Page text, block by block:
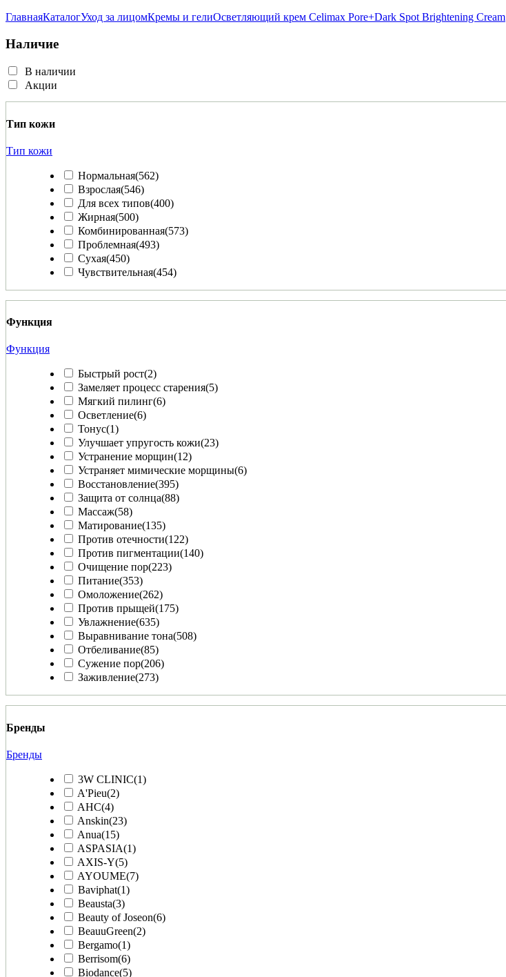
ГлавнаяКаталогУход за лицомКремы и гелиОсветляющий крем Celimax Pore+Dark Spot Brightening Cream
Наличие
В наличии
Акции
Тип кожи
Тип кожи
Нормальная(562)
Взрослая(546)
Для всех типов(400)
Жирная(500)
Комбинированная(573)
Проблемная(493)
Сухая(450)
Чувствительная(454)
Функция
Функция
Быстрый рост(2)
Замеляет процесс старения(5)
Мягкий пилинг(6)
Осветление(6)
Тонус(1)
Улучшает упругость кожи(23)
Устранение морщин(12)
Устраняет мимические морщины(6)
Восстановление(395)
Защита от солнца(88)
Массаж(58)
Матирование(135)
Против отечности(122)
Против пигментации(140)
Очищение пор(223)
Питание(353)
Омоложение(262)
Против прыщей(175)
Увлажнение(635)
Выравнивание тона(508)
Отбеливание(85)
Сужение пор(206)
Заживление(273)
Бренды
Бренды
3W CLINIC(1)
A'Pieu(2)
AHC(4)
Anskin(23)
Anua(15)
ASPASIA(1)
AXIS-Y(5)
AYOUME(7)
Baviphat(1)
Beausta(3)
Beauty of Joseon(6)
BeauuGreen(2)
Bergamo(1)
Berrisom(6)
Biodance(5)